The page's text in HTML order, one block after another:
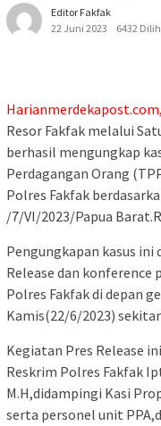
Editor Fakfak
22 Juni 2023
6432
Resor Fakfak melalui
berhasil mengungkap
Perdagangan Orang
Polres Fakfak
/7/VI/2023/Papua
Pengungkapan kasus
Release dan konference
Polres Fakfak di depan
Kamis(22/6/2023)
Kegiatan Pres Release
Reskrim Polres Fakfak
M.H,didampingi Kasi
serta personel unit